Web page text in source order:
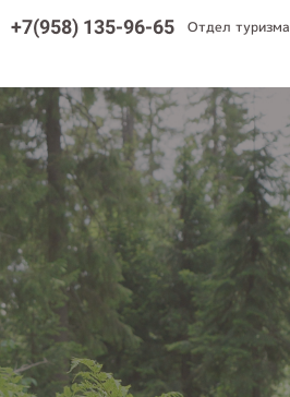
Отдел туризма
+7(958) 135-96-65